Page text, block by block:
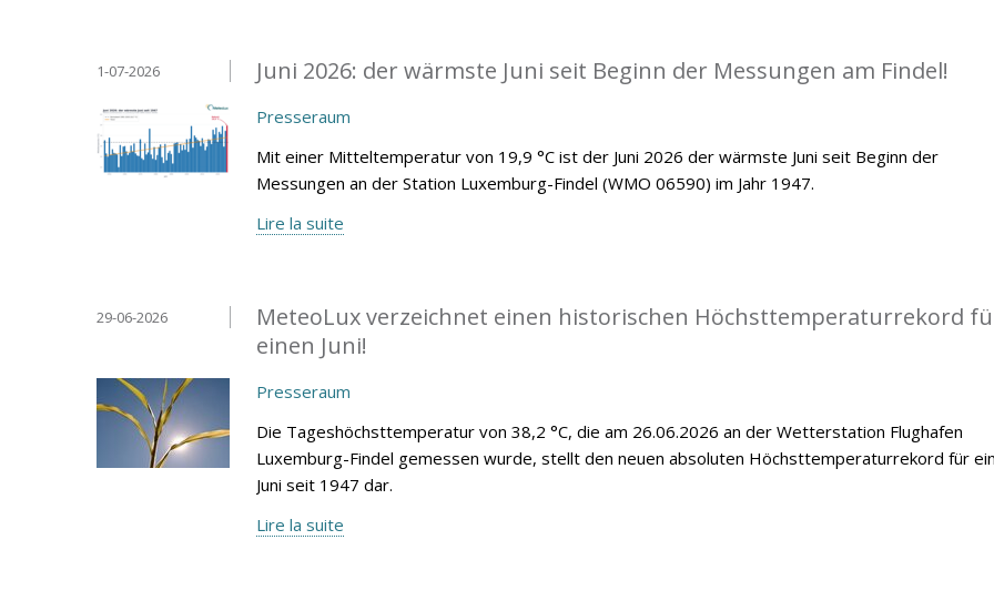
Juni 2026: der wärmste Juni seit Beginn der Messungen am Findel!
1-07-2026
Presseraum
Mit einer Mitteltemperatur von 19,9 °C ist der Juni 2026 der wärmste Juni seit Beginn der
Messungen an der Station Luxemburg-Findel (WMO 06590) im Jahr 1947.
Lire la suite
MeteoLux verzeichnet einen historischen Höchsttemperaturrekord
einen Juni!
29-06-2026
Presseraum
Die Tageshöchsttemperatur von 38,2 °C, die am 26.06.2026 an der Wetterstation Flughafen
Luxemburg-Findel gemessen wurde, stellt den neuen absoluten Höchsttemperaturrekord für
Juni seit 1947 dar.
Lire la suite